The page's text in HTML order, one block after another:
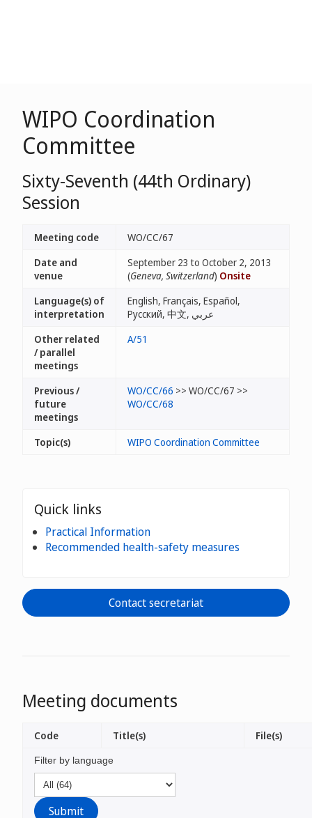
WIPO Coordination
Committee
Sixty-Seventh (44th Ordinary)
Session
Meeting code
WO/CC/67
Date and
venue
September 23 to October 2, 2013
(Geneva, Switzerland) Onsite
Language(s) of
interpretation
English, Français, Español,
Русский, 中文, عربي
Other related
/ parallel
meetings
A/51
Previous /
future
meetings
WO/CC/66 >> WO/CC/67 >>
WO/CC/68
Topic(s) WIPO Coordination Committee
Quick links
Practical Information
Recommended health-safety measures
Contact secretariat
Meeting documents
Filter by language
Code Title(s) File(s)